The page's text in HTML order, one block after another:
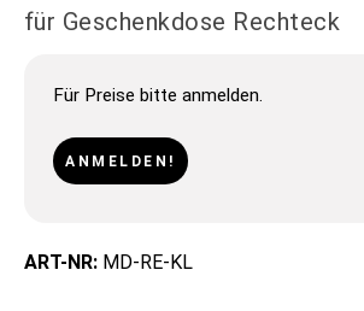
für Geschenkdose Rechteck
Für Preise bitte anmelden.
ANMELDEN!
ART-NR: MD-RE-KL